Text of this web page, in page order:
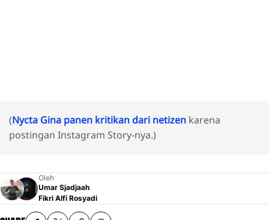
(Nycta Gina panen kritikan dari netizen karena
postingan Instagram Story-nya.)
Oleh
Umar Sjadjaah
Fikri Alfi Rosyadi